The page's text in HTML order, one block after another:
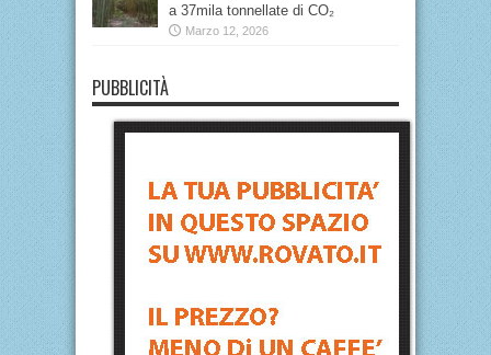
a 37mila tonnellate di CO₂
Marzo 12, 2026
PUBBLICITÀ